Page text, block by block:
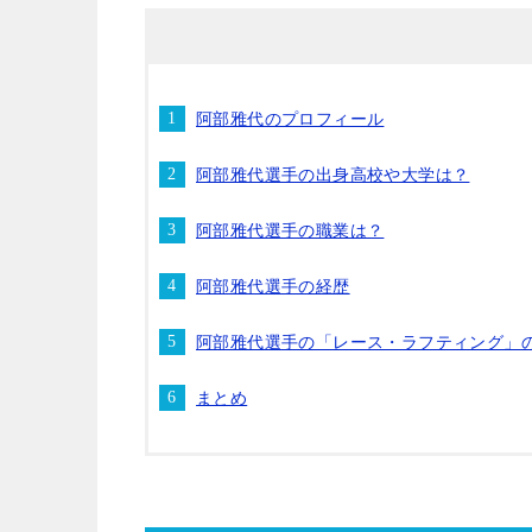
阿部雅代のプロフィール
阿部雅代選手の出身高校や大学は？
阿部雅代選手の職業は？
阿部雅代選手の経歴
阿部雅代選手の「レース・ラフティング」
まとめ